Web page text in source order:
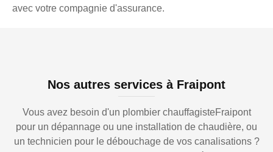
avec votre compagnie d'assurance.
Nos autres services à Fraipont
Vous avez besoin d'un plombier chauffagisteFraipont
pour un dépannage ou une installation de chaudière, ou
un technicien pour le débouchage de vos canalisations ?